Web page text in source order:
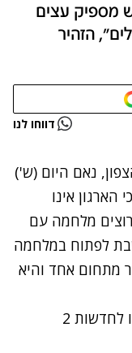
מספיק עצים
הזהיר
דווחו לנו
נאם היום (ש')
הארגון אינו
רוצים מלחמה עם
לפתוח במלחמה
מתחום אחד והיא
רוצים לקבל עדכונים נוספים? הצטרפו לחדשות 2